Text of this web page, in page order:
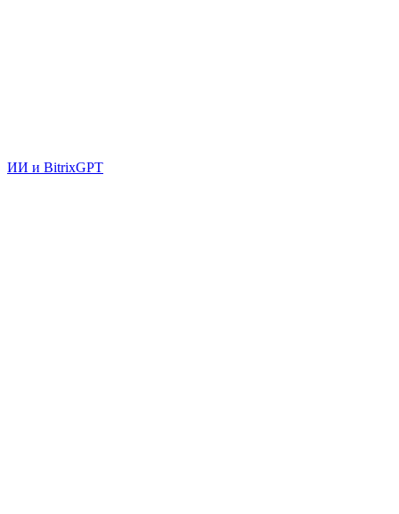
ИИ и BitrixGPT